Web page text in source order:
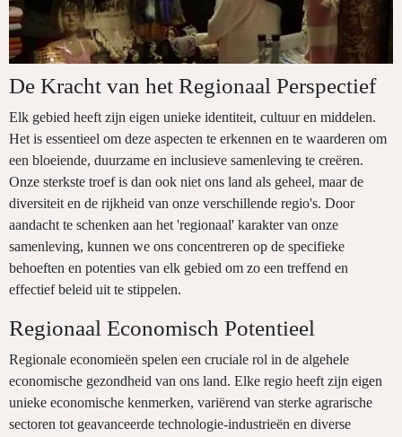
De Kracht van het Regionaal Perspectief
Elk gebied heeft zijn eigen unieke identiteit, cultuur en middelen.
Het is essentieel om deze aspecten te erkennen en te waarderen om
een bloeiende, duurzame en inclusieve samenleving te creëren.
Onze sterkste troef is dan ook niet ons land als geheel, maar de
diversiteit en de rijkheid van onze verschillende regio's. Door
aandacht te schenken aan het 'regionaal' karakter van onze
samenleving, kunnen we ons concentreren op de specifieke
behoeften en potenties van elk gebied om zo een treffend en
effectief beleid uit te stippelen.
Regionaal Economisch Potentieel
Regionale economieën spelen een cruciale rol in de algehele
economische gezondheid van ons land. Elke regio heeft zijn eigen
unieke economische kenmerken, variërend van sterke agrarische
sectoren tot geavanceerde technologie-industrieën en diverse